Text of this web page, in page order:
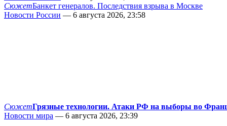
СюжетБанкет генералов. Последствия взрыва в Москве
Новости России — 6 августа 2026, 23:58
СюжетГрязные технологии. Атаки РФ на выборы во
Новости мира — 6 августа 2026, 23:39